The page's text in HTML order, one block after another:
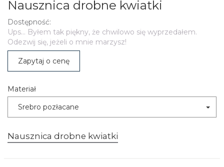
Nausznica drobne kwiatki
Dostępność:
Ups... Byłem tak piękny, że chwilowo się wyprzedałem.
Odezwij się, jeżeli o mnie marzysz!
Zapytaj o cenę
Materiał
Srebro pozłacane
Nausznica drobne kwiatki